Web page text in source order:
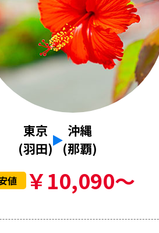
東京
(羽田)
沖縄
(那覇)
値 ￥10,090～